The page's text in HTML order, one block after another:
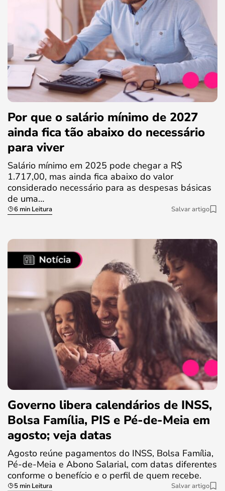
Por que o salário mínimo de 2027
ainda fica tão abaixo do necessário
para viver
Salário mínimo em 2025 pode chegar a R$
1.717,00, mas ainda fica abaixo do valor
considerado necessário para as despesas básicas
de uma…
6 min Leitura Salvar artigo
Governo libera calendários de INSS,
Bolsa Família, PIS e Pé-de-Meia em
agosto; veja datas
Agosto reúne pagamentos do INSS, Bolsa Família,
Pé-de-Meia e Abono Salarial, com datas diferentes
conforme o benefício e o perfil de quem recebe.
5 min Leitura Salvar artigo